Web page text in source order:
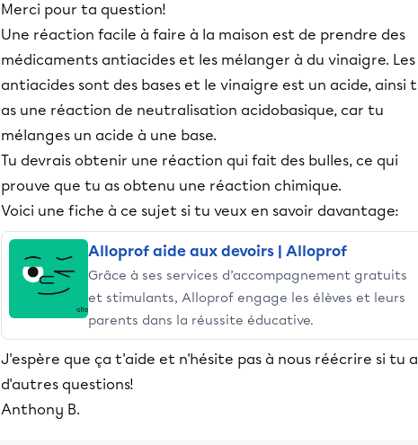
Merci pour ta question!
Une réaction facile à faire à la maison est de prendre des
médicaments antiacides et les mélanger à du vinaigre. Les
antiacides sont des bases et le vinaigre est un acide, ainsi
as une réaction de neutralisation acidobasique, car tu
mélanges un acide à une base.
Tu devrais obtenir une réaction qui fait des bulles, ce qui
prouve que tu as obtenu une réaction chimique.
Voici une fiche à ce sujet si tu veux en savoir davantage:
Alloprof aide aux devoirs | Alloprof
Grâce à ses services d’accompagnement gratuits
et stimulants, Alloprof engage les élèves et leurs
parents dans la réussite éducative.
J'espère que ça t'aide et n'hésite pas à nous réécrire si tu
d'autres questions!
Anthony B.